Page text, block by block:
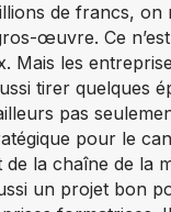
de francs, on
œuvre. Ce
Mais les
tirer quelques
pas
pour le
la chaîne de la
un projet bon